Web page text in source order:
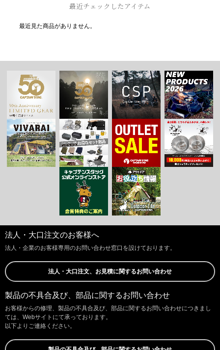
最近チェックしたアイテム
最近見た商品がありません。
法人・大口注文のお客様へ
法人・企業のお客様専用のお問い合わせ窓口を設けております。
法人・大口注文、お見積に関するお問い合わせ
製品の不具合及び、部品に関するお問い合わせ
お客様からの修理、製品の不具合及び、部品に関するお問い合わせにつきまし
ては、Webサイトにて承っております。
以下よりご連絡ください。